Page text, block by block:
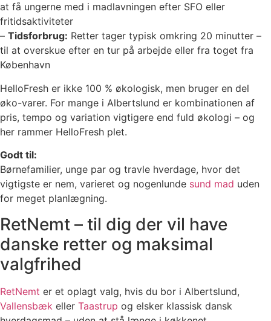
at få ungerne med i madlavningen efter SFO eller
fritidsaktiviteter
– Tidsforbrug: Retter tager typisk omkring 20 minutter –
til at overskue efter en tur på arbejde eller fra toget fra
København
HelloFresh er ikke 100 % økologisk, men bruger en del
øko-varer. For mange i Albertslund er kombinationen af
pris, tempo og variation vigtigere end fuld økologi – og
her rammer HelloFresh plet.
Godt til:
Børnefamilier, unge par og travle hverdage, hvor det
vigtigste er nem, varieret og nogenlunde sund mad uden
for meget planlægning.
RetNemt – til dig der vil have
danske retter og maksimal
valgfrihed
RetNemt er et oplagt valg, hvis du bor i Albertslund,
Vallensbæk eller Taastrup og elsker klassisk dansk